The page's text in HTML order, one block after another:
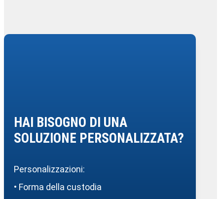
HAI BISOGNO DI UNA
SOLUZIONE PERSONALIZZATA?
Personalizzazioni:
• Forma della custodia